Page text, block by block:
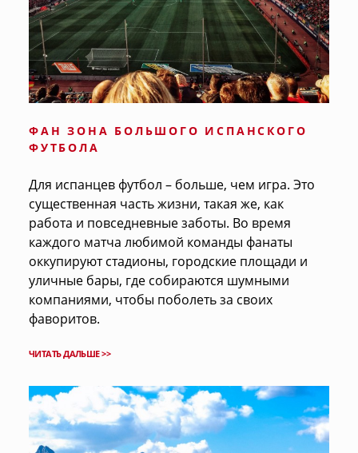
ФАН ЗОНА БОЛЬШОГО ИСПАНСКОГО
ФУТБОЛА
Для испанцев футбол – больше, чем игра. Это
существенная часть жизни, такая же, как
работа и повседневные заботы. Во время
каждого матча любимой команды фанаты
оккупируют стадионы, городские площади и
уличные бары, где собираются шумными
компаниями, чтобы поболеть за своих
фаворитов.
ЧИТАТЬ ДАЛЬШЕ >>